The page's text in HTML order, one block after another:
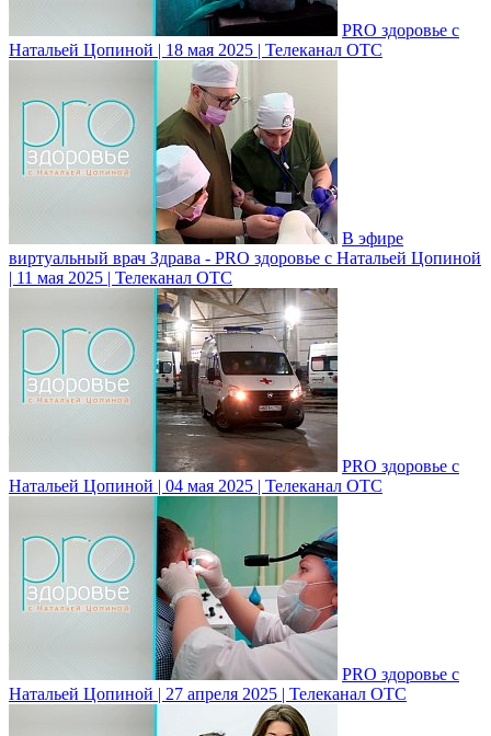
PRO здоровье с
Натальей Цопиной | 18 мая 2025 | Телеканал ОТС
В эфире
виртуальный врач Здрава - PRO здоровье с Натальей Цопиной
| 11 мая 2025 | Телеканал ОТС
PRO здоровье с
Натальей Цопиной | 04 мая 2025 | Телеканал ОТС
PRO здоровье с
Натальей Цопиной | 27 апреля 2025 | Телеканал ОТС